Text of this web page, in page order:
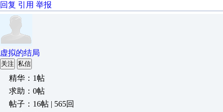
回复 引用 举报
虚拟的结局
关注 私信
精华：1帖
求助：0帖
帖子：16帖 | 565回